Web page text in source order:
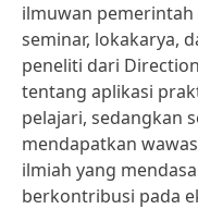
ilmuwan
seminar, lokakarya,
peneliti dari
tentang aplikasi
pelajari, sedangkan
mendapatkan
ilmiah yang
berkontribusi pada